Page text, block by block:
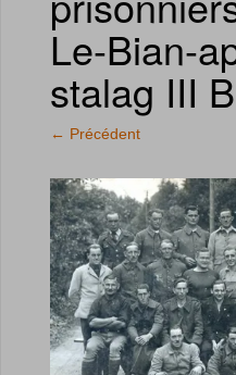
Le-Bian-
stalag III B
← Précédent